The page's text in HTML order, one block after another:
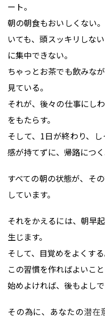
ート。
朝の朝食もおいしくない
いても、頭スッキリしな
に集中できない。
ちゃっとお茶でも飲みな
見ている。
それが、後々の仕事にし
をもたらす。
そして、1日が終わり、
感が持てずに、帰路につく
すべての朝の状態が、そ
しています。
それをかえるには、朝早
生じます。
そして、目覚めをよくする
この習慣を作ればよいこと
始めよければ、後もよしで
その為に、あなたの潜在